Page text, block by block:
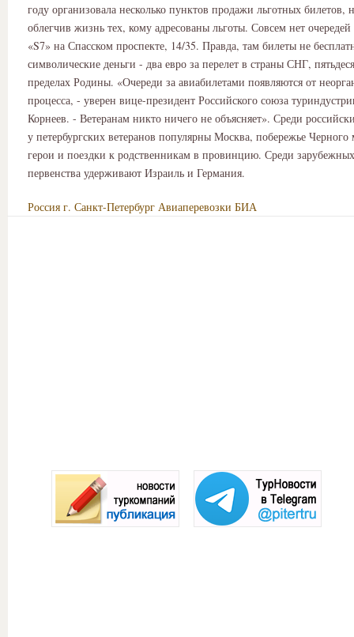
году организовала несколько пунктов продажи льготных билетов,
облегчив жизнь тех, кому адресованы льготы. Совсем нет
«S7» на Спасском проспекте, 14/35. Правда, там билеты не
символические деньги - два евро за перелет в страны СНГ,
пределах Родины. «Очереди за авиабилетами появляются от
процесса, - уверен вице-президент Российского союза
Корнеев. - Ветеранам никто ничего не объясняет». Среди
у петербургских ветеранов популярны Москва, побережье Черного
герои и поездки к родственникам в провинцию. Среди
первенства удерживают Израиль и Германия.
Россия г. Санкт-Петербург Авиаперевозки БИА